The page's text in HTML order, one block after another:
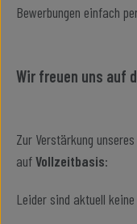
Bewerbungen einfach
Wir freuen uns auf
Zur Verstärkung
aufVollzeitbasis:
Leider sind aktuell